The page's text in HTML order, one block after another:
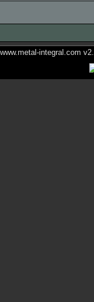
integral.com